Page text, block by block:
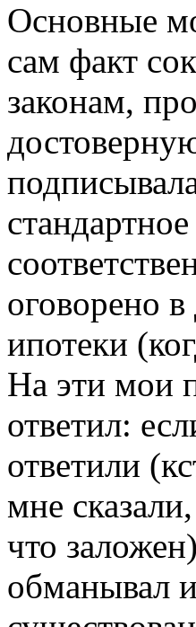
Основные
сам факт
законам,
оговорено
ипотеки
На эти мои
ответил:
ответили
мне
что
обманывал